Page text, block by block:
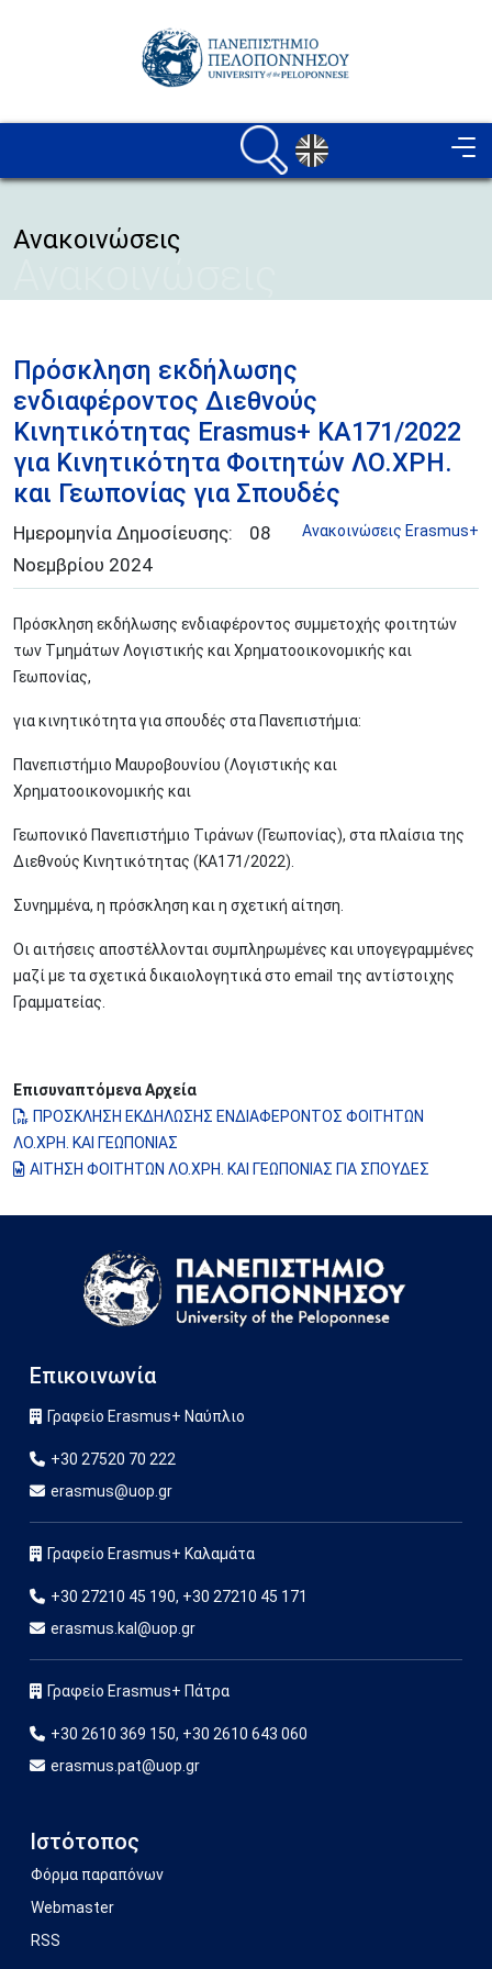
Image
Ανακοινώσεις
Πρόσκληση εκδήλωσης
ενδιαφέροντος Διεθνούς
Κινητικότητας Erasmus+ KA171/2022
για Κινητικότητα Φοιτητών ΛΟ.ΧΡΗ.
και Γεωπονίας για Σπουδές
Aνακοινώσεις Erasmus+
Ημερομηνία Δημοσίευσης:
08
Νοεμβρίου 2024
Πρόσκληση εκδήλωσης ενδιαφέροντος συμμετοχής φοιτητών
των Τμημάτων Λογιστικής και Χρηματοοικονομικής και
Γεωπονίας,
για κινητικότητα για σπουδές στα Πανεπιστήμια:
Πανεπιστήμιο Μαυροβουνίου (Λογιστικής και
Χρηματοοικονομικής και
Γεωπονικό Πανεπιστήμιο Τιράνων (Γεωπονίας), στα πλαίσια της
Διεθνούς Κινητικότητας (ΚΑ171/2022).
Συνημμένα, η πρόσκληση και η σχετική αίτηση.
Οι αιτήσεις αποστέλλονται συμπληρωμένες και υπογεγραμμένες
μαζί με τα σχετικά δικαιολογητικά στο email της αντίστοιχης
Γραμματείας.
Επισυναπτόμενα Αρχεία
ΠΡΟΣΚΛΗΣΗ ΕΚΔΗΛΩΣΗΣ ΕΝΔΙΑΦΕΡΟΝΤΟΣ ΦΟΙΤΗΤΩΝ
ΛΟ.ΧΡΗ. ΚΑΙ ΓΕΩΠΟΝΙΑΣ
ΑΙΤΗΣΗ ΦΟΙΤΗΤΩΝ ΛΟ.ΧΡΗ. ΚΑΙ ΓΕΩΠΟΝΙΑΣ ΓΙΑ ΣΠΟΥΔΕΣ
Επικοινωνία
Γραφείο Erasmus+ Ναύπλιο
+30 27520 70 222
erasmus@uop.gr
Γραφείο Erasmus+ Καλαμάτα
+30 27210 45 190, +30 27210 45 171
erasmus.kal@uop.gr
Γραφείο Erasmus+ Πάτρα
+30 2610 369 150, +30 2610 643 060
erasmus.pat@uop.gr
Ιστότοπος
Φόρμα παραπόνων
Webmaster
RSS